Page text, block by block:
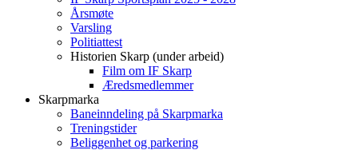
Årsmøte
Varsling
Politiattest
Historien Skarp (under arbeid)
Film om IF Skarp
Æredsmedlemmer
Skarpmarka
Baneinndeling på Skarpmarka
Treningstider
Beliggenhet og parkering